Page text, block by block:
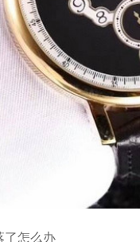
了怎么办